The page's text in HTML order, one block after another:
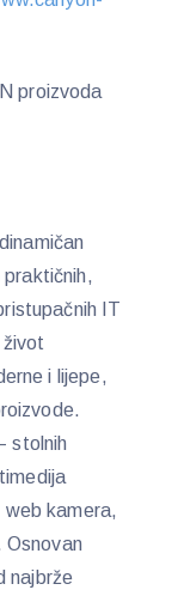
proizvoda
praktičnih,
IT
život
i lijepe,
stolnih
kamera,
Osnovan
najbrže